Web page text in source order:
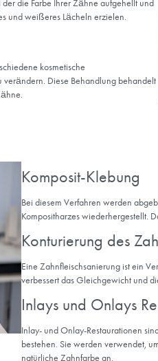
these
bei der die
ein strahlenderes und
bei dem verschiedene
vollständig zu verändern.
und beschädigte Zähne.